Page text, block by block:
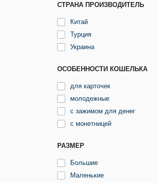
СТРАНА ПРОИЗВОДИТЕЛЬ
Китай
Турция
Украина
ОСОБЕННОСТИ КОШЕЛЬКА
для карточек
молодежные
с зажимом для денег
с монетницей
РАЗМЕР
Большие
Маленькие